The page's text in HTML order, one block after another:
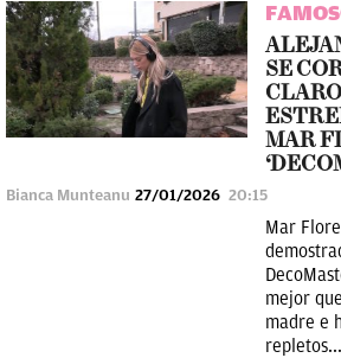
SE
MAR
Bianca Munteanu 27/01/2026 20:15
Mar
mejor
madre e
repletos...